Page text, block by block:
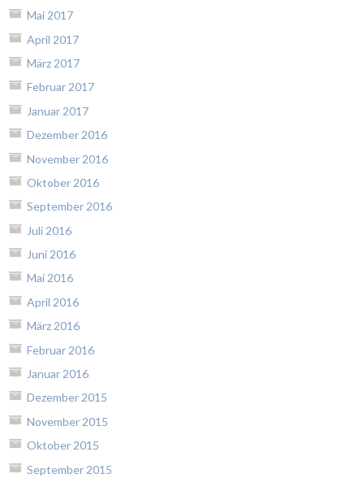
Mai 2017
April 2017
März 2017
Februar 2017
Januar 2017
Dezember 2016
November 2016
Oktober 2016
September 2016
Juli 2016
Juni 2016
Mai 2016
April 2016
März 2016
Februar 2016
Januar 2016
Dezember 2015
November 2015
Oktober 2015
September 2015